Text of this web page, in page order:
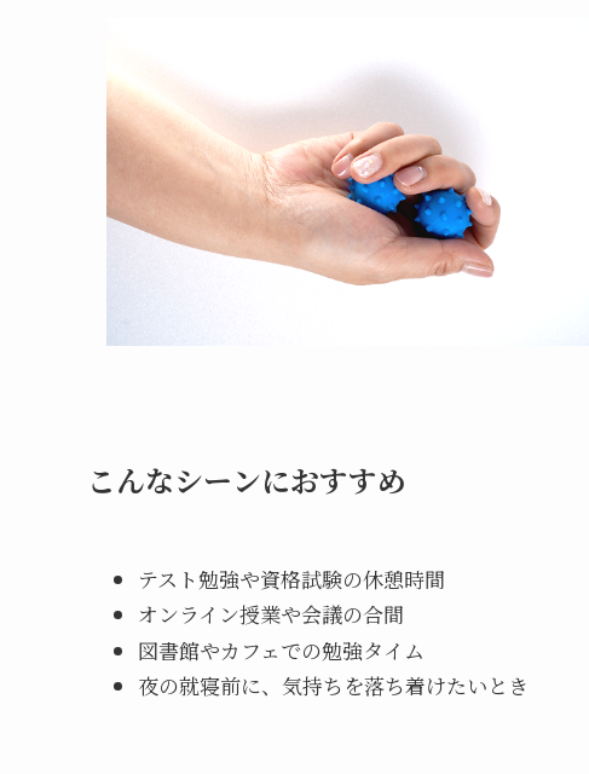
こんなシーンにおすすめ
テスト勉強や資格試験の休憩時間
オンライン授業や会議の合間
図書館やカフェでの勉強タイム
夜の就寝前に、気持ちを落ち着けたいとき